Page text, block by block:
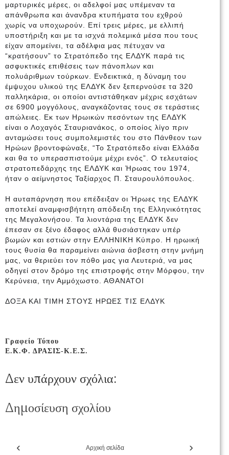
μαρτυρικές μέρες, οι αδελφοί μας υπέμεναν τα
απάνθρωπα και άνανδρα κτυπήματα του εχθρού
χωρίς να υποχωρούν. Επί τρεις μέρες, με ελλιπή
υποστήριξη και με τα ισχνά πολεμικά μέσα που τους
είχαν απομείνει, τα αδέλφια μας πέτυχαν να
“κρατήσουν” το Στρατόπεδο της ΕΛΔΥΚ παρά τις
ασφυκτικές επιθέσεις των πάνοπλων και
πολυάριθμων τούρκων. Ενδεικτικά, η δύναμη του
έμψυχου υλικού της ΕΛΔΥΚ δεν ξεπερνούσε τα 320
παλληκάρια, οι οποίοι αντιστάθηκαν μέχρις εσχάτων
σε 6900 μογγόλους, αναγκάζοντας τους σε τεράστιες
απώλειες. Εκ των Ηρωικών πεσόντων της ΕΛΔΥΚ
είναι ο Λοχαγός Σταυριανάκος, ο οποίος λίγο πριν
ανταμώσει τους συμπολεμιστές του στο Πάνθεον των
Ηρώων βροντοφώναξε, “Το Στρατόπεδο είναι Ελλάδα
και θα το υπερασπιστούμε μέχρι ενός”. Ο τελευταίος
στρατοπεδάρχης της ΕΛΔΥΚ και Ήρωας του 1974,
ήταν ο αείμνηστος Ταξίαρχος Π. Σταυρουλόπουλος.
Η αυταπάρνηση που επέδειξαν οι Ήρωες της ΕΛΔΥΚ
αποτελεί αναμφισβήτητη απόδειξη της Ελληνικότητας
της Μεγαλονήσου. Τα λιοντάρια της ΕΛΔΥΚ δεν
έπεσαν σε ξένο έδαφος αλλά θυσιάστηκαν υπέρ
βωμών και εστιών στην ΕΛΛΗΝΙΚΗ Κύπρο. Η ηρωική
τους θυσία θα παραμείνει αιώνια άσβεστη στην μνήμη
μας, να θεριεύει τον πόθο μας για Λευτεριά, να μας
οδηγεί στον δρόμο της επιστροφής στην Μόρφου, την
Κερύνεια, την Αμμόχωστο. ΑΘΑΝΑΤΟΙ
ΔΟΞΑ ΚΑΙ ΤΙΜΗ ΣΤΟΥΣ ΗΡΩΕΣ ΤΙΣ ΕΛΔΥΚ
Γραφείο Τύπου
Ε.Κ.Φ. ΔΡΑΣΙΣ-Κ.Ε.Σ.
Δεν υπάρχουν σχόλια:
Δημοσίευση σχολίου
‹ ›
Αρχική σελίδα